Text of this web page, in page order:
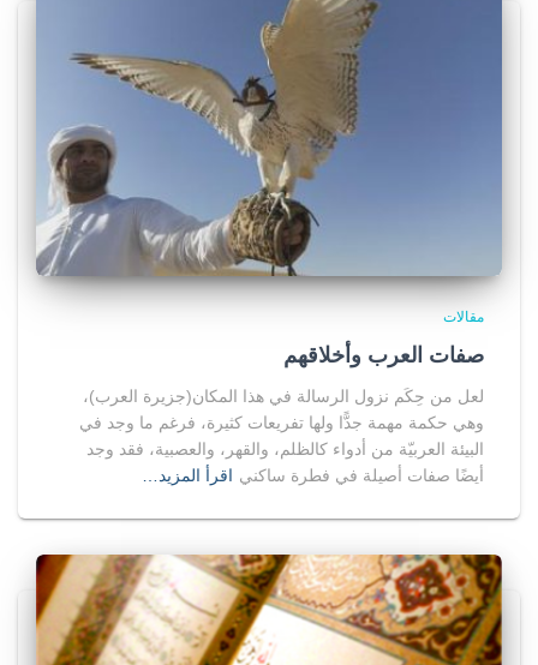
مقالات
صفات العرب وأخلاقهم
لعل من حِكَم نزول الرسالة في هذا المكان(جزيرة العرب)،
وهي حكمة مهمة جدًّا ولها تفريعات كثيرة، فرغم ما وجد في
البيئة العربيّة من أدواء كالظلم، والقهر، والعصبية، فقد وجد
أيضًا صفات أصيلة في فطرة ساكني اقرأ المزيد…